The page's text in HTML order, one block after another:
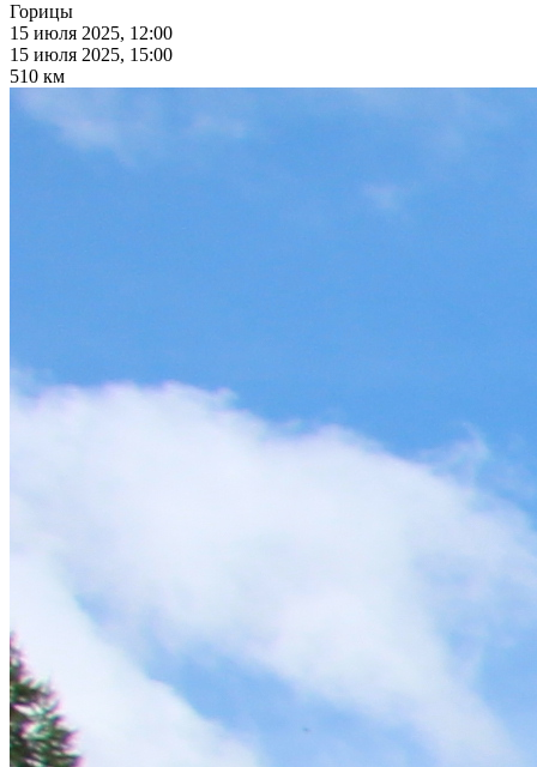
Горицы
15 июля 2025, 12:00
15 июля 2025, 15:00
510 км